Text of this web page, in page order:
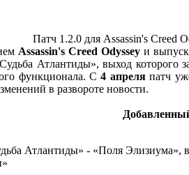
Патч 1.2.0 для Assassin's Creed
Assassin's Creed Odyssey и
Атлантиды», выход которого
функционала. С4 апреляпатч
в развороте новости.
Атлантиды» - «Поля Элизиума»,